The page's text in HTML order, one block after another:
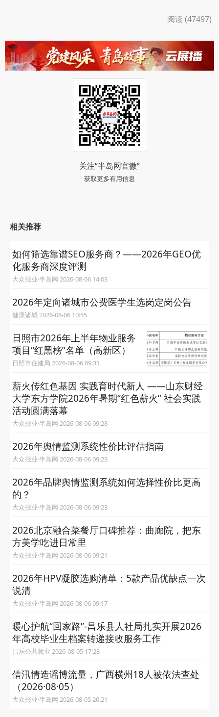
阅读 (47497)
关注“半岛网官微”
获取更多有用信息
相关推荐
如何筛选靠谱SEO服务商？——2026年GEO优
化服务商深度评测
大众报业·半岛网 2026-08-06 14:03
2026年定向诸城市公费医学生选岗定岗公告
健康诸城 2026-08-06 10:55
日照市2026年上半年物业服务
项目“红黑榜”名单（高新区）
日照市住建局 2026-08-06 09:31
薪火传红色基因 实践育时代新人 ——山东财经
大学东方学院2026年暑期“红色薪火” 社会实践
活动圆满落幕
大众报业·半岛网 2026-08-06 09:28
2026年舆情监测系统性价比评估指南
大众报业·半岛网 2026-08-06 09:23
2026年品牌舆情监测系统如何选择性价比更高
的？
大众报业·半岛网 2026-08-06 09:23
2026北京融合菜餐厅口碑推荐：曲廊院，把东
方美学吃进日常里
大众报业·半岛网 2026-08-06 09:21
2026年HPV凝胶选购清单：5款产品优缺点一次
说清
大众报业·半岛网 2026-08-06 09:17
暖心护航“回家路”-昌乐县人社局扎实开展2026
年高校毕业生档案转递接收服务工作
昌乐公共就业 2026-08-05 17:23
借汛情造谣博流量，广西横州18人被依法查处
（2026·08·05）
大众报业·半岛网 2026-08-05 20:21